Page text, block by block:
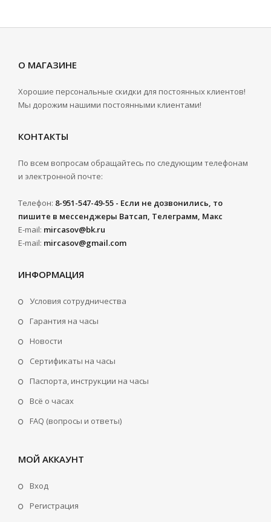
О МАГАЗИНЕ
Хорошие персональные скидки для постоянных клиентов!
Мы дорожим нашими постоянными клиентами!
КОНТАКТЫ
По всем вопросам обращайтесь по следующим телефонам
и электронной почте:
Телефон: 8-951-547-49-55 - Если не дозвонились, то
пишите в мессенджеры Ватсап, Телеграмм, Макс
E-mail: mircasov@bk.ru
E-mail: mircasov@gmail.com
ИНФОРМАЦИЯ
Условия сотрудничества
Гарантия на часы
Новости
Сертификаты на часы
Паспорта, инструкции на часы
Всё о часах
FAQ (вопросы и ответы)
МОЙ АККАУНТ
Вход
Регистрация